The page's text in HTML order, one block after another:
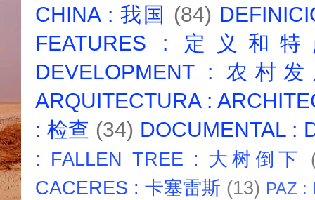
CHINA : 我国 (84)
FEATURES : 定义和
DEVELOPMENT : 农村
ARQUITECTURA :
: 检查 (34) DOCUMENTAL :
: FALLEN TREE : 大树倒下
CACERES : 卡塞雷斯 (13) PAZ :